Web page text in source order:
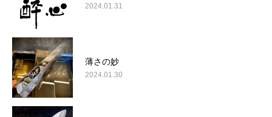
2024.01.31
薄さの妙
2024.01.30